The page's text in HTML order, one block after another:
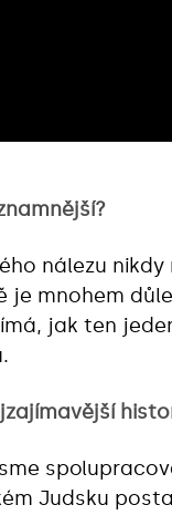
nálezu
je mnohem
jak ten
Judsku